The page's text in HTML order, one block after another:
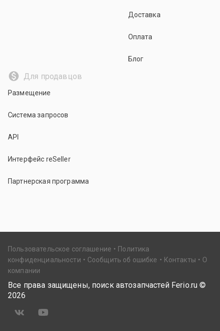
Доставка
Оплата
Блог
Для продавцов
Размещение
Система запросов
API
Интерфейс reSeller
Партнерская программа
Пользовательское соглашение
Политика
конфиденциальности
Сообщить об ошибке Контакты
О
компании
Все права защищены, поиск автозапчастей Ferio.ru ©
2026